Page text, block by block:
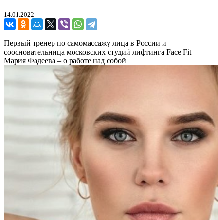
14.01.2022
Первый тренер по самомассажу лица в России и
соосновательница московских студий лифтинга Face Fit
Мария Фадеева – о работе над собой.